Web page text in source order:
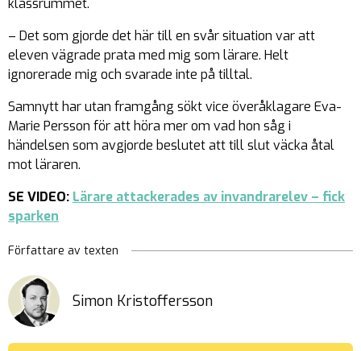
klassrummet.
– Det som gjorde det här till en svår situation var att
eleven vägrade prata med mig som lärare. Helt
ignorerade mig och svarade inte på tilltal.
Samnytt har utan framgång sökt vice överåklagare Eva-
Marie Persson för att höra mer om vad hon såg i
händelsen som avgjorde beslutet att till slut väcka åtal
mot läraren.
SE VIDEO: Lärare attackerades av invandrarelev – fick
sparken
Författare av texten
Simon Kristoffersson